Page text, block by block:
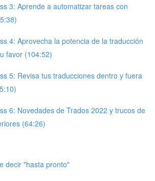
3: Aprende a automatizar tareas con
4: Aprovecha la potencia de la traducción
favor (104:52)
5: Revisa tus traducciones dentro y fuera
6: Novedades de Trados 2022 y trucos de
(64:26)
decir "hasta pronto"